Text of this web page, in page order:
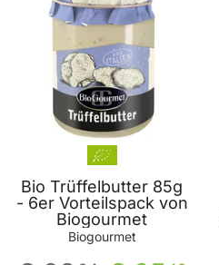
Bio Trüffelbutter 85g
- 6er Vorteilspack von
Biogourmet
Biogourmet